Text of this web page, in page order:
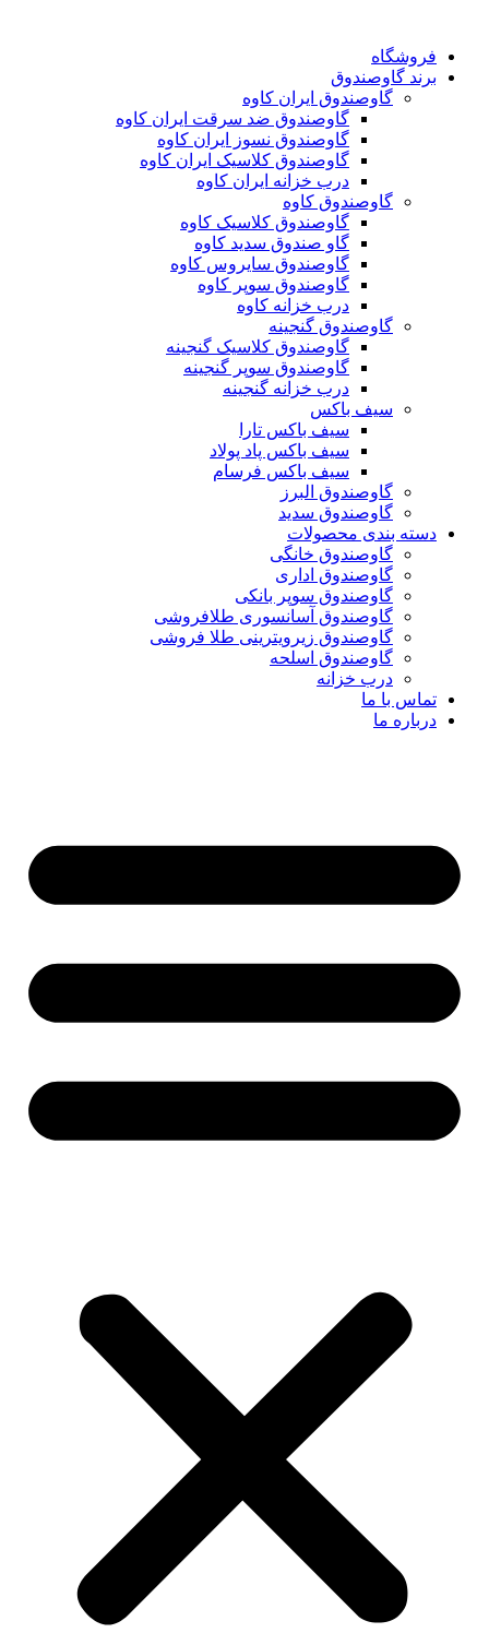
فروشگاه
برند گاوصندوق
گاوصندوق ایران کاوه
گاوصندوق ضد سرقت ایران کاوه
گاوصندوق نسوز ایران کاوه
گاوصندوق کلاسیک ایران کاوه
درب خزانه ایران کاوه
گاوصندوق کاوه
گاوصندوق کلاسیک کاوه
گاو صندوق سدید کاوه
گاوصندوق سایروس کاوه
گاوصندوق سوپر کاوه
درب خزانه کاوه
گاوصندوق گنجینه
گاوصندوق کلاسیک گنجینه
گاوصندوق سوپر گنجینه
درب خزانه گنجینه
سیف باکس
سیف باکس تارا
سیف باکس پاد پولاد
سیف باکس فرسام
گاوصندوق البرز
گاوصندوق سدید
دسته بندی محصولات
گاوصندوق خانگی
گاوصندوق اداری
گاوصندوق سوپر بانکی
گاوصندوق آسانسوری طلافروشی
گاوصندوق زیرویترینی طلا فروشی
گاوصندوق اسلحه
درب خزانه
تماس با ما
درباره ما